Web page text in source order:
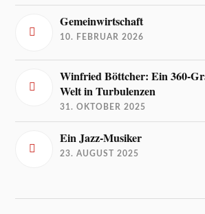
Gemeinwirtschaft
10. FEBRUAR 2026
Winfried Böttcher: Ein 360-
Welt in Turbulenzen
31. OKTOBER 2025
Ein Jazz-Musiker
23. AUGUST 2025